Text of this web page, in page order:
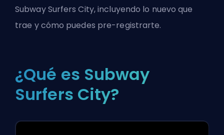
Subway Surfers City, incluyendo lo nuevo que
trae y cómo puedes pre-registrarte.
¿Qué es Subway
Surfers City?